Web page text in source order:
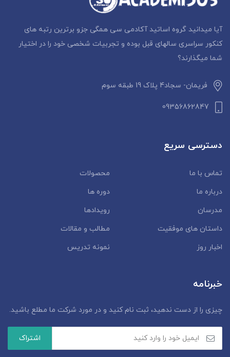
آیا میدانید گروه اساتید آکادمی سی همگی جزو برترین رتبه های
کنکور سراسری سالهای قبل بوده و تجربیات شخصی خود را در اختیار
شما میگذارند؟
فریمان- سجاد4 پلاک 19 طبقه سوم
09356862847
دسترسی سریع
تماس با ما
محصولات
درباره ما
دوره ها
مدرسان
رویدادها
داستان‌ های موفقیت
مطالب و مقالات
اخبار روز
نمونه تدریس
خبرنامه
چیزی را از دست ندهید، ثبت نام کنید و در مورد شرکت ما مطلع باشید.